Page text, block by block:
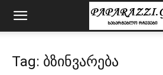
Tag: ბზინვარება